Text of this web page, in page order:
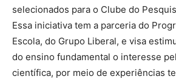
selecionados para o Clube do
Essa iniciativa tem a parceria do
Escola, do Grupo Liberal, e visa
do ensino fundamental o interesse
científica, por meio de experiências